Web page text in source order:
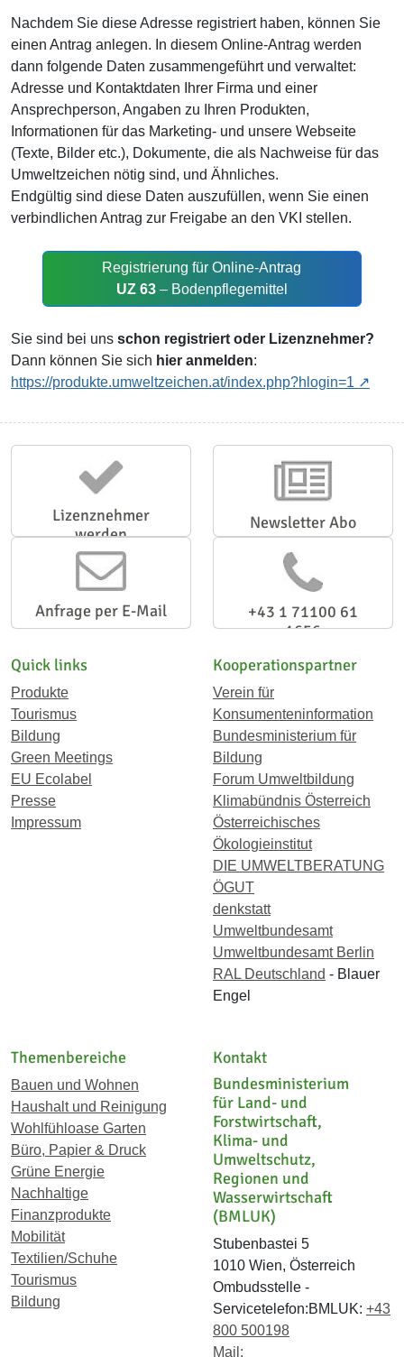
Nachdem Sie diese Adresse registriert haben, können Sie
einen Antrag anlegen. In diesem Online-Antrag werden
dann folgende Daten zusammengeführt und verwaltet:
Adresse und Kontaktdaten Ihrer Firma und einer
Ansprechperson, Angaben zu Ihren Produkten,
Informationen für das Marketing- und unsere Webseite
(Texte, Bilder etc.), Dokumente, die als Nachweise für das
Umweltzeichen nötig sind, und Ähnliches.
Endgültig sind diese Daten auszufüllen, wenn Sie einen
verbindlichen Antrag zur Freigabe an den VKI stellen.
Registrierung für Online-Antrag
UZ 63– Bodenpflegemittel
Sie sind bei uns schon registriert oder Lizenznehmer?
Dann können Sie sich hier anmelden:
https://produkte.umweltzeichen.at/index.php?hlogin=1
Lizenznehmer
werden
Newsletter Abo
Anfrage per E-Mail
+43 1 71100 61
1656
Quick links
Produkte
Tourismus
Bildung
Green Meetings
EU Ecolabel
Presse
Impressum
Kooperationspartner
Verein für
Konsumenteninformation
Bundesministerium für
Bildung
Forum Umweltbildung
Klimabündnis Österreich
Österreichisches
Ökologieinstitut
DIE UMWELTBERATUNG
ÖGUT
denkstatt
Umweltbundesamt
Umweltbundesamt Berlin
RAL Deutschland - Blauer
Engel
Themenbereiche
Bauen und Wohnen
Haushalt und Reinigung
Wohlfühloase Garten
Büro, Papier & Druck
Grüne Energie
Nachhaltige
Finanzprodukte
Mobilität
Textilien/Schuhe
Tourismus
Bildung
Kontakt
Bundesministerium
für Land- und
Forstwirtschaft,
Klima- und
Umweltschutz,
Regionen und
Wasserwirtschaft
(BMLUK)
Stubenbastei 5
1010 Wien, Österreich
Ombudsstelle -
Servicetelefon:BMLUK: +43
800 500198
Mail: